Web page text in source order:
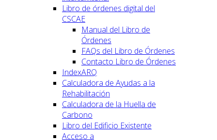
Libro de órdenes digital del
CSCAE
Manual del Libro de
Órdenes
FAQs del Libro de Órdenes
Contacto Libro de Órdenes
IndexARQ
Calculadora de Ayudas a la
Rehabilitación
Calculadora de la Huella de
Carbono
Libro del Edificio Existente
Acceso a